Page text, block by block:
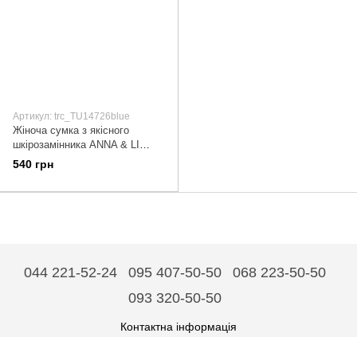
Артикул: trc_TU14726blue
Жіноча сумка з якісного
шкірозамінника ANNA & LI
(АННА І ЧИ) TU14726-blue
540 грн
044 221-52-24 095 407-50-50
068 223-50-50
093 320-50-50
Контактна інформація